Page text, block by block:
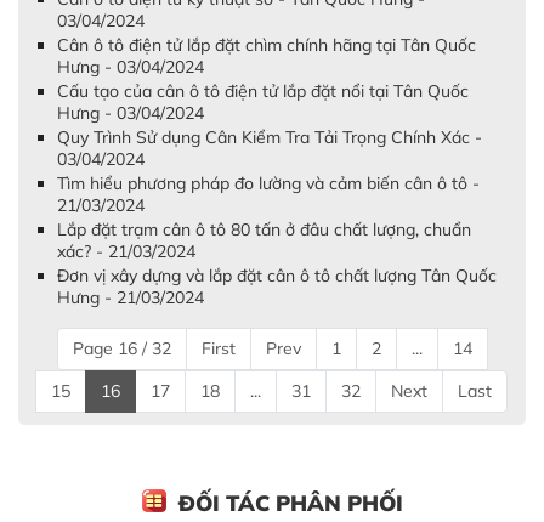
03/04/2024
Cân ô tô điện tử lắp đặt chìm chính hãng tại Tân Quốc
Hưng - 03/04/2024
Cấu tạo của cân ô tô điện tử lắp đặt nổi tại Tân Quốc
Hưng - 03/04/2024
Quy Trình Sử dụng Cân Kiểm Tra Tải Trọng Chính Xác -
03/04/2024
Tìm hiểu phương pháp đo lường và cảm biến cân ô tô -
21/03/2024
Lắp đặt trạm cân ô tô 80 tấn ở đâu chất lượng, chuẩn
xác? - 21/03/2024
Đơn vị xây dựng và lắp đặt cân ô tô chất lượng Tân Quốc
Hưng - 21/03/2024
Page 16 / 32 First Prev 1 2 ...
14
15
16 17 18 ... 31 32 Next Last
ĐỐI TÁC PHÂN PHỐI